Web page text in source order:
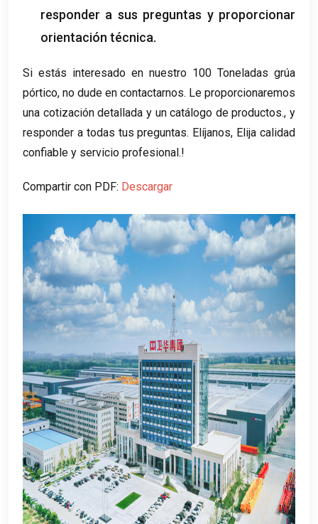
responder a sus preguntas y proporcionar
orientación técnica.
Si estás interesado en nuestro 100 Toneladas grúa
pórtico, no dude en contactarnos. Le proporcionaremos
una cotización detallada y un catálogo de productos., y
responder a todas tus preguntas. Elíjanos, Elija calidad
confiable y servicio profesional.!
Compartir con PDF: Descargar